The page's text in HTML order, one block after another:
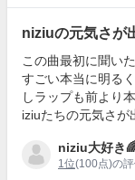
niziuの元気さが
この曲最初に聞い
すごい本当に明る
しラップも前より
iziuたちの元気さが
niziu大好き
1位(100点)の